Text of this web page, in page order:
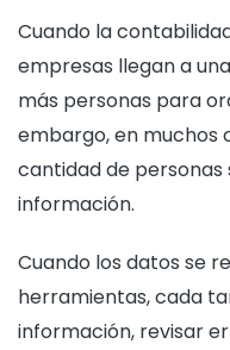
Cuando la
empresas llegan a
más personas para
embargo, en muchos
cantidad de
información.
Cuando los datos se
herramientas, cada
información, revisar